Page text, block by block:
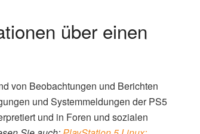
über einen
von Beobachtungen und Berichten
und Systemmeldungen der PS5
und in Foren und sozialen